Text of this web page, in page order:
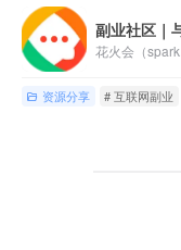
资源分享 # 互联网副业